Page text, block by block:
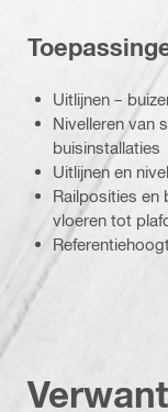
Uitlijnen –
Nivelleren van
buisinstallaties
Uitlijnen en
Railposities en
vloeren tot